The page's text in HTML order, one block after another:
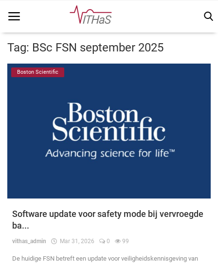
Home
Vakinhoudelijk
Registreer
Tag: BSc FSN september 2025
Boston Scientific
Software update voor safety mode bij vervroegde
ba...
vithas_admin Mar 31, 2026 0 99
De huidige FSN betreft een update voor veiligheidskennisgeving van